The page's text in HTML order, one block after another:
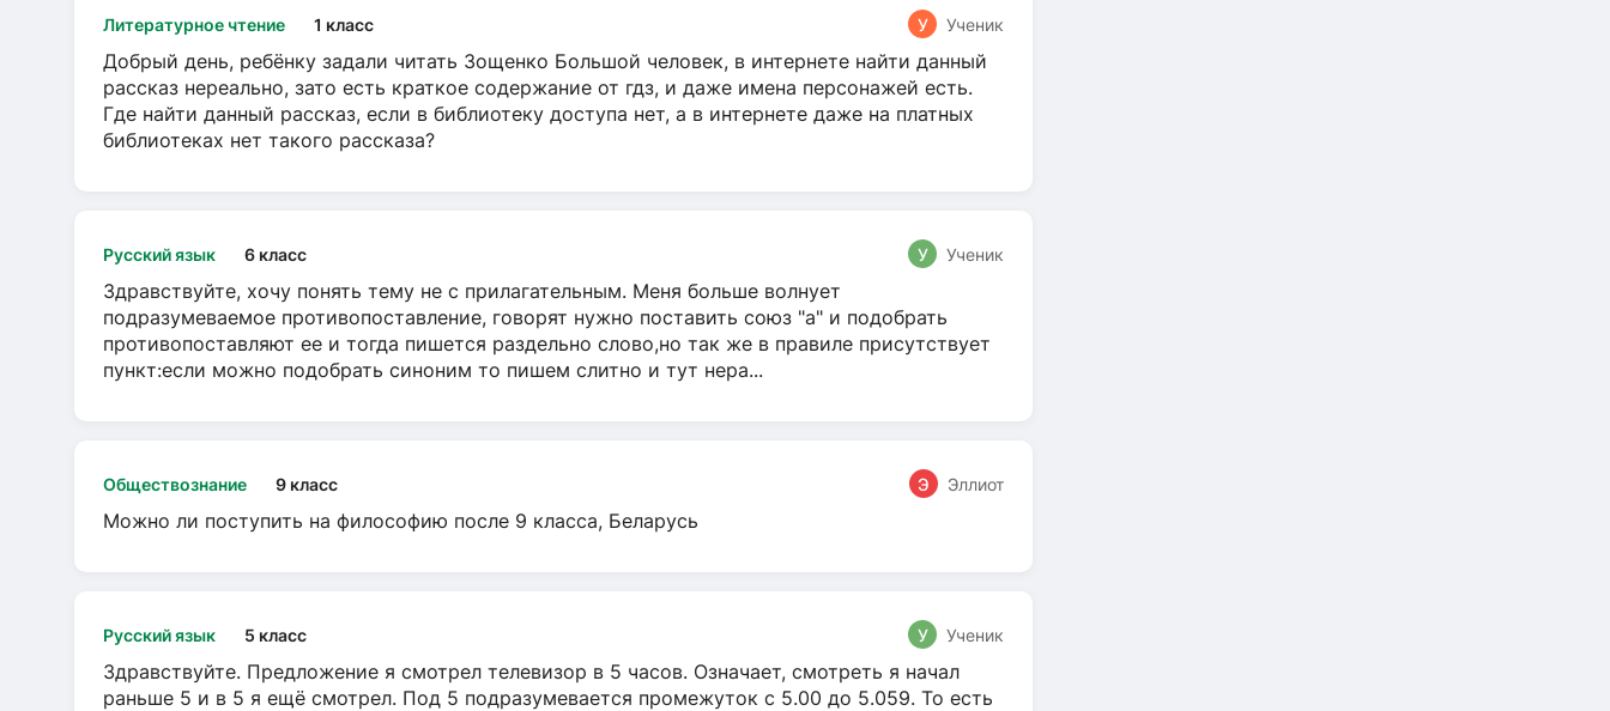
Литературное чтение 1 класс У Ученик
Добрый день, ребёнку задали читать Зощенко Большой человек, в интернете найти данный
рассказ нереально, зато есть краткое содержание от гдз, и даже имена персонажей есть.
Где найти данный рассказ, если в библиотеку доступа нет, а в интернете даже на платных
библиотеках нет такого рассказа?
Русский язык 6 класс У Ученик
Здравствуйте, хочу понять тему не с прилагательным. Меня больше волнует
подразумеваемое противопоставление, говорят нужно поставить союз "а" и подобрать
противопоставляют ее и тогда пишется раздельно слово,но так же в правиле присутствует
пункт:если можно подобрать синоним то пишем слитно и тут нера...
Обществознание 9 класс Э Эллиот
Можно ли поступить на философию после 9 класса, Беларусь
Русский язык 5 класс У Ученик
Здравствуйте. Предложение я смотрел телевизор в 5 часов. Означает, смотреть я начал
раньше 5 и в 5 я ещё смотрел. Под 5 подразумевается промежуток с 5.00 до 5.059. То есть